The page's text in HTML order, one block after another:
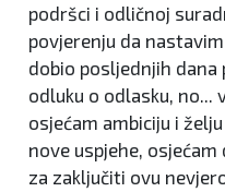
podršci i odličnoj
povjerenju da
dobio posljednjih dana
odluku o odlasku, no...
osjećam ambiciju i
nove uspjehe,
za zaključiti ovu